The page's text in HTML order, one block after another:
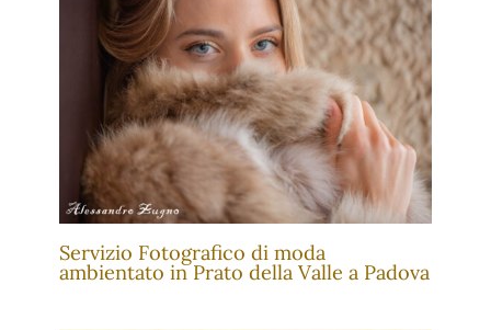
Servizio Fotografico di moda
ambientato in Prato della Valle a Padova